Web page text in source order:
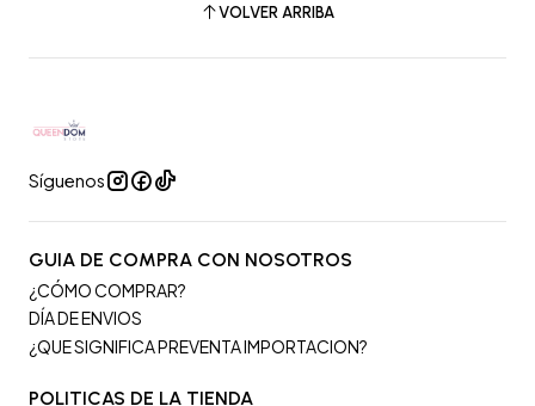
VOLVER ARRIBA
Síguenos
GUIA DE COMPRA CON NOSOTROS
¿CÓMO COMPRAR?
DÍA DE ENVIOS
¿QUE SIGNIFICA PREVENTA IMPORTACION?
POLITICAS DE LA TIENDA